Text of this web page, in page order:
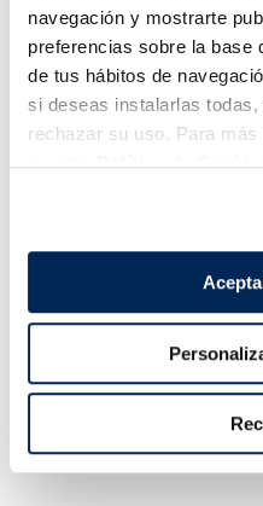
navegación y mostrarte
preferencias sobre la base
de tus hábitos de
si deseas instalarlas
rechazar su uso. Para
nuestraPolítica de
15,99 € Pack 4 un
Añadir